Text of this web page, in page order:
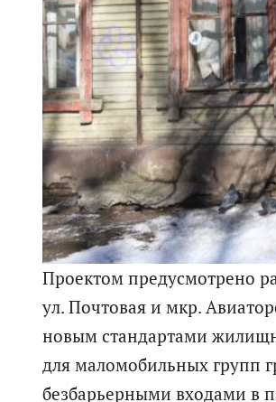
Проектом предусмотрено
ул. Почтовая и мкр.
новым стандартами
для маломобильных групп
безбарьерными входами в